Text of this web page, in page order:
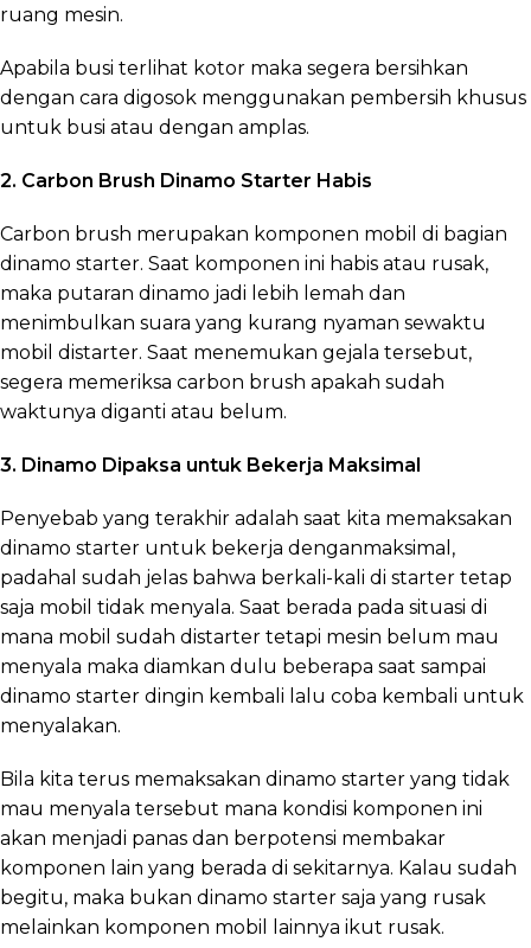
ruang mesin.
Apabila busi terlihat kotor maka segera bersihkan
dengan cara digosok menggunakan pembersih khusus
untuk busi atau dengan amplas.
2. Carbon Brush Dinamo Starter Habis
Carbon brush merupakan komponen mobil di bagian
dinamo starter. Saat komponen ini habis atau rusak,
maka putaran dinamo jadi lebih lemah dan
menimbulkan suara yang kurang nyaman sewaktu
mobil distarter. Saat menemukan gejala tersebut,
segera memeriksa carbon brush apakah sudah
waktunya diganti atau belum.
3. Dinamo Dipaksa untuk Bekerja Maksimal
Penyebab yang terakhir adalah saat kita memaksakan
dinamo starter untuk bekerja denganmaksimal,
padahal sudah jelas bahwa berkali-kali di starter tetap
saja mobil tidak menyala. Saat berada pada situasi di
mana mobil sudah distarter tetapi mesin belum mau
menyala maka diamkan dulu beberapa saat sampai
dinamo starter dingin kembali lalu coba kembali untuk
menyalakan.
Bila kita terus memaksakan dinamo starter yang tidak
mau menyala tersebut mana kondisi komponen ini
akan menjadi panas dan berpotensi membakar
komponen lain yang berada di sekitarnya. Kalau sudah
begitu, maka bukan dinamo starter saja yang rusak
melainkan komponen mobil lainnya ikut rusak.